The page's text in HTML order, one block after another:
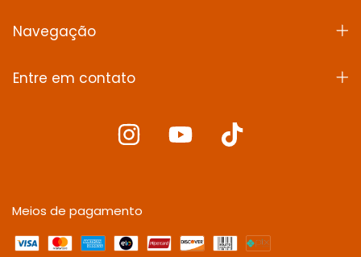
Navegação
Entre em contato
Meios de pagamento